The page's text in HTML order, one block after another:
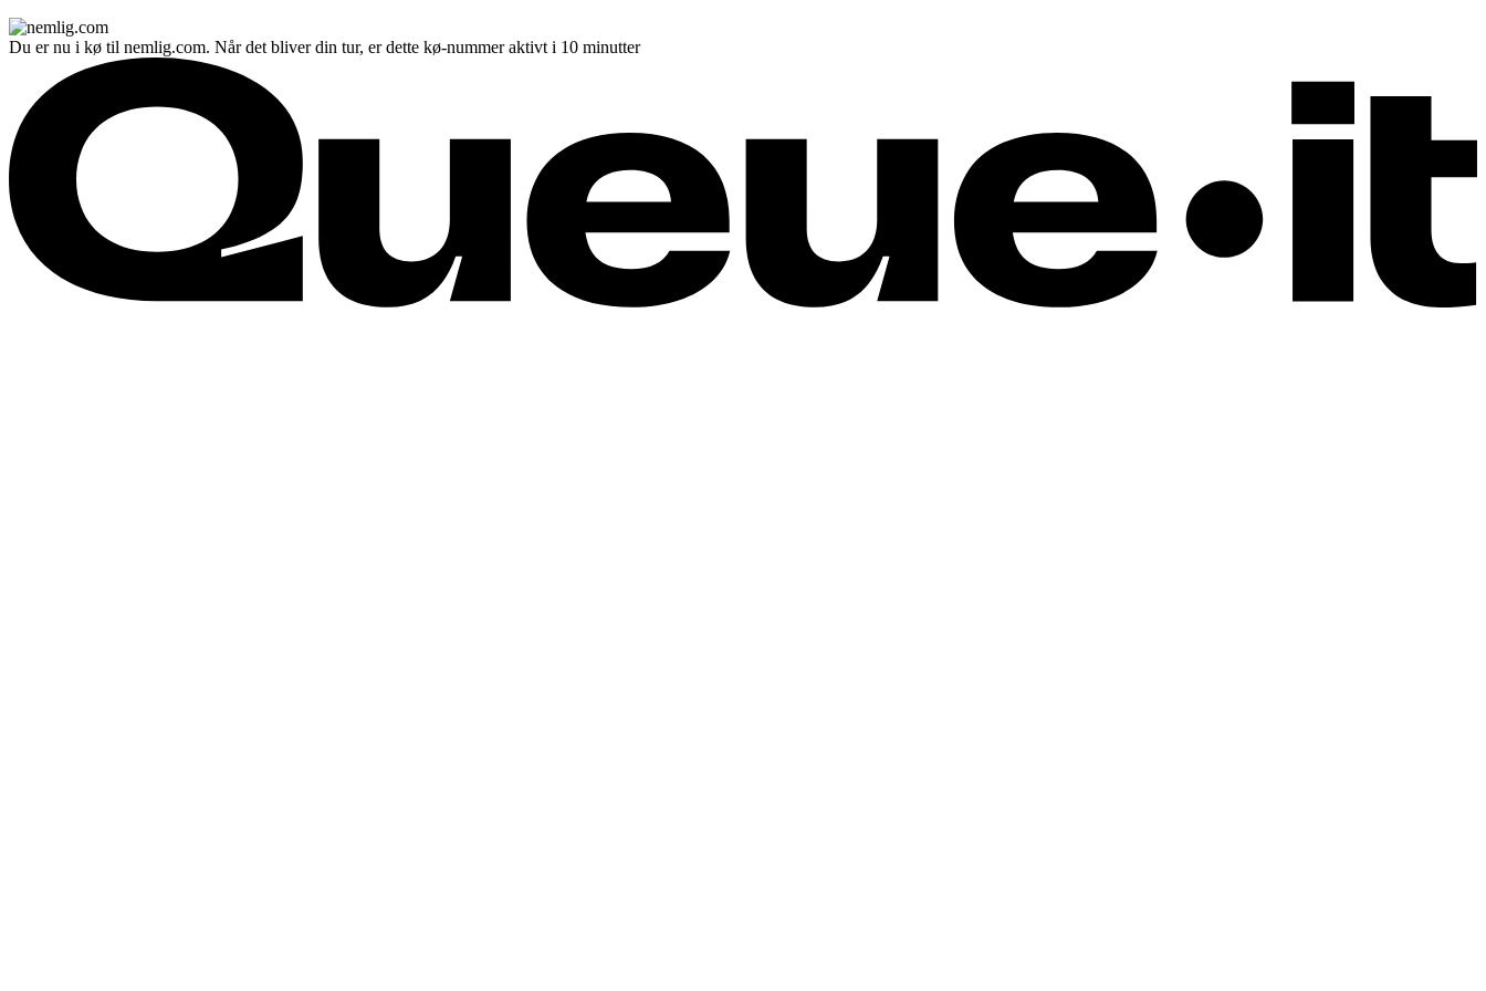
Du er nu i kø til nemlig.com. Når det bliver din tur, er dette kø-nummer aktivt i 10 minutter